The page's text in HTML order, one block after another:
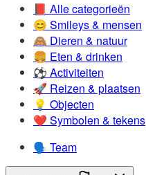
📕️ Alle categorieën
😊️ Smileys & mensen
🙈️ Dieren & natuur
🍔️ Eten & drinken
⚽️ Activiteiten
🚀️ Reizen & plaatsen
💡️ Objecten
❤️ Symbolen & tekens
🗣️ Team